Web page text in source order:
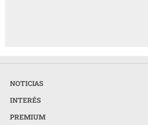
NOTICIAS
INTERÉS
PREMIUM